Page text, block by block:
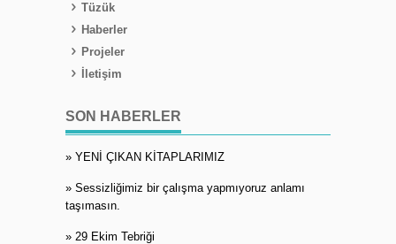
Tüzük
Haberler
Projeler
İletişim
SON HABERLER
» YENİ ÇIKAN KİTAPLARIMIZ
» Sessizliğimiz bir çalışma yapmıyoruz anlamı
taşımasın.
» 29 Ekim Tebriği